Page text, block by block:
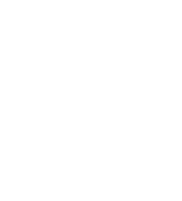
hep
çok
genç
öğüt,